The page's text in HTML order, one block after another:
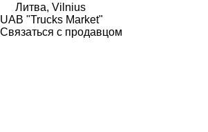
Литва, Vilnius
UAB "Trucks Market"
Связаться с продавцом